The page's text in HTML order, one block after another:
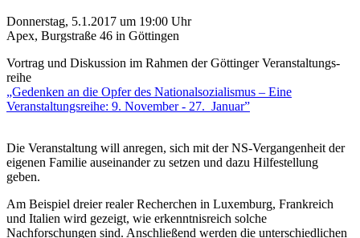
Donnerstag, 5.1.2017 um 19:00 Uhr
Apex, Burgstraße 46 in Göttingen
Vortrag und Diskussion im Rahmen der Göttinger Veranstaltungs­
reihe
„Gedenken an die Opfer des Nationalsozialismus – Eine
Veranstaltungsreihe: 9. November - 27. Januar”
Die Veranstaltung will anregen, sich mit der NS-Vergangenheit der
eigenen Familie auseinander zu setzen und dazu Hilfestellung
geben.
Am Beispiel dreier realer Recherchen in Luxemburg, Frankreich
und Italien wird gezeigt, wie erkenntnisreich solche
Nachforschungen sind. Anschließend werden die unterschiedlichen